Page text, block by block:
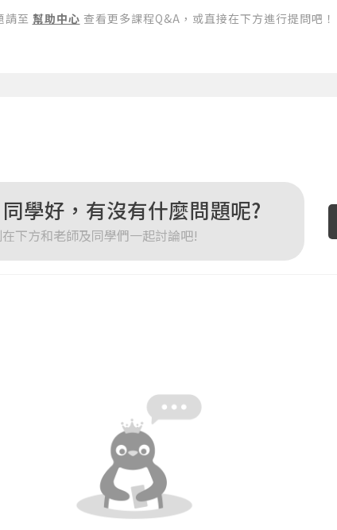
請至 幫助中心 查看更多課程Q&A，或直接在下方進行提問吧！
學好，有沒有什麼問題呢?
下方和老師及同學們一起討論吧!